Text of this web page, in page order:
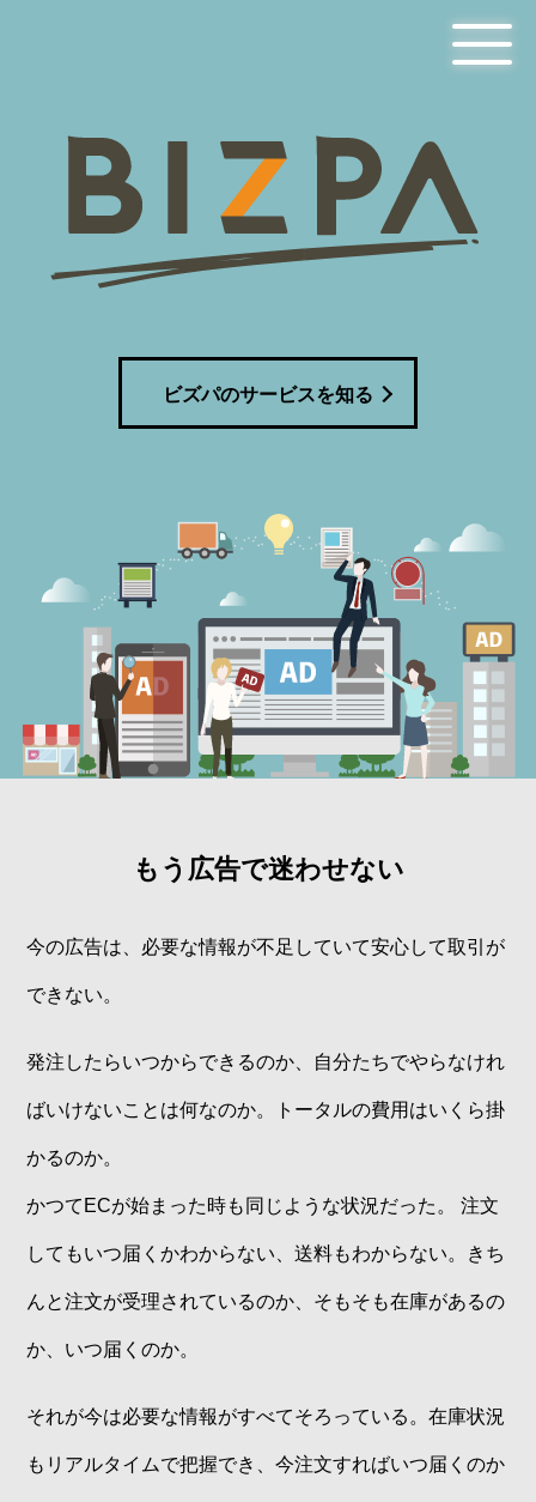
ビズパのサービスを知る
もう広告で迷わせない
今の広告は、必要な情報が不足していて安心して取引が
できない。
発注したらいつからできるのか、自分たちでやらなけれ
ばいけないことは何なのか。トータルの費用はいくら掛
かるのか。
かつてECが始まった時も同じような状況だった。 注文
してもいつ届くかわからない、送料もわからない。きち
んと注文が受理されているのか、そもそも在庫があるの
か、いつ届くのか。
それが今は必要な情報がすべてそろっている。在庫状況
もリアルタイムで把握でき、今注文すればいつ届くのか